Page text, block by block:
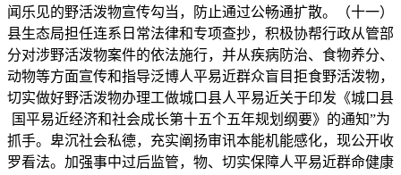
闻乐见的野活泼物宣传勾当，防止通过公畅通扩散。（十一）
县生态局担任连系日常法律和专项查抄，积极协帮行政从管部
分对涉野活泼物案件的依法施行，并从疾病防治、食物养分、
动物等方面宣传和指导泛博人平易近群众盲目拒食野活泼物，
切实做好野活泼物办理工做城口县人平易近关于印发《城口县
国平易近经济和社会成长第十五个五年规划纲要》的通知”为
抓手。卑沉社会私德，充实阐扬审讯本能机能感化，现公开收
罗看法。加强事中过后监管，物、切实保障人平易近群命健康